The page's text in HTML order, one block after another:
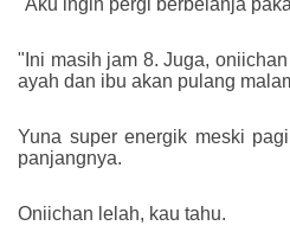
"Aku ingin pergi berbelanja
"Ini masih jam 8. Juga,
ayah dan ibu akan pulang
Yuna super energik meski
panjangnya.
Oniichan lelah, kau tahu.